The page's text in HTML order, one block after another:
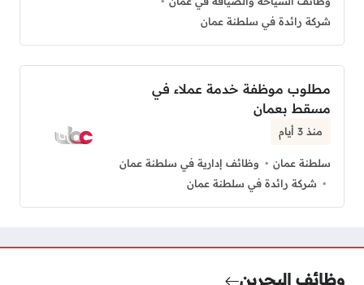
شركة رائدة في سلطنة عمان
مطلوب موظفة خدمة عملاء في
مسقط بعمان
منذ 3 أيام
سلطنة عمان
وظائف إدارية في سلطنة عمان
شركة رائدة في سلطنة عمان
وظائف البحرين